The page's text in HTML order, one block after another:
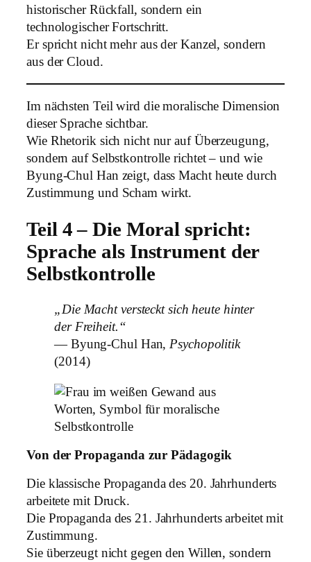
historischer Rückfall, sondern ein
technologischer Fortschritt.
Er spricht nicht mehr aus der Kanzel, sondern
aus der Cloud.
Im nächsten Teil wird die moralische Dimension
dieser Sprache sichtbar.
Wie Rhetorik sich nicht nur auf Überzeugung,
sondern auf Selbstkontrolle richtet – und wie
Byung-Chul Han zeigt, dass Macht heute durch
Zustimmung und Scham wirkt.
Teil 4 – Die Moral spricht:
Sprache als Instrument der
Selbstkontrolle
„Die Macht versteckt sich heute hinter
der Freiheit.“
— Byung-Chul Han,Psychopolitik
(2014)
Von der Propaganda zur Pädagogik
Die klassische Propaganda des 20. Jahrhunderts
arbeitete mit Druck.
Die Propaganda des 21. Jahrhunderts arbeitet mit
Zustimmung.
Sie überzeugt nicht gegen den Willen, sondern